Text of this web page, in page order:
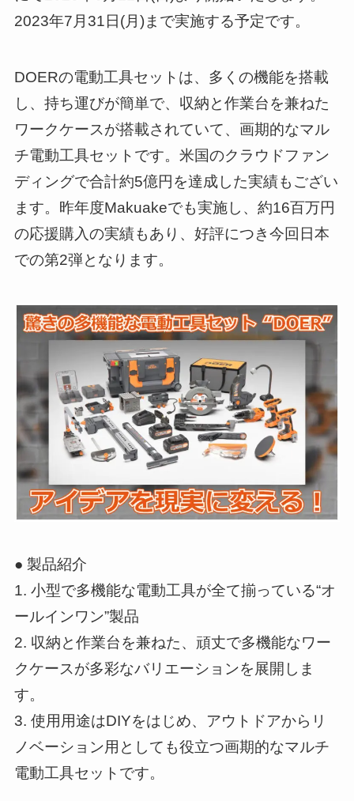
2023年7月31日(月)まで実施する予定です。
DOERの電動工具セットは、多くの機能を搭載
し、持ち運びが簡単で、収納と作業台を兼ねた
ワークケースが搭載されていて、画期的なマル
チ電動工具セットです。米国のクラウドファン
ディングで合計約5億円を達成した実績もござい
ます。昨年度Makuakeでも実施し、約16百万円
の応援購入の実績もあり、好評につき今回日本
での第2弾となります。
● 製品紹介
1. 小型で多機能な電動工具が全て揃っている“オ
ールインワン”製品
2. 収納と作業台を兼ねた、頑丈で多機能なワー
クケースが多彩なバリエーションを展開しま
す。
3. 使用用途はDIYをはじめ、アウトドアからリ
ノベーション用としても役立つ画期的なマルチ
電動工具セットです。